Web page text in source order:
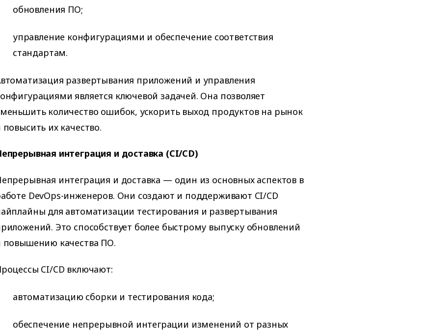
обновления ПО;
управление конфигурациями и обеспечение соответствия
стандартам.
развертывания приложений и управления
является ключевой задачей. Она позволяет
количество ошибок, ускорить выход продуктов на рынок
повысить их качество.
интеграция и доставка (CI/CD)
интеграция и доставка — один из основных аспектов в
DevOps-инженеров. Они создают и поддерживают CI/CD
для автоматизации тестирования и развертывания
Это способствует более быстрому выпуску обновлений
повышению качества ПО.
CI/CD включают:
автоматизацию сборки и тестирования кода;
обеспечение непрерывной интеграции изменений от разных